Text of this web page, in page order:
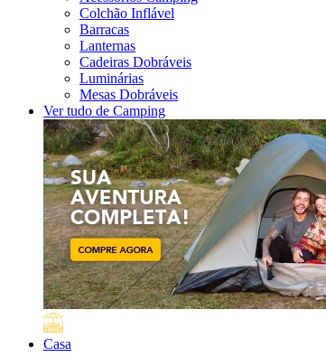
Colchão Inflável
Barracas
Lanternas
Cadeiras Dobráveis
Luminárias
Mesas Dobráveis
Ver tudo de Camping
Casa